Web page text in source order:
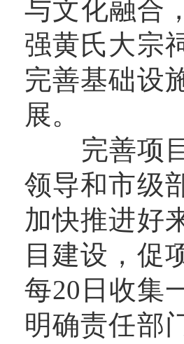
与文化融合
强黄氏大宗
完善基础设
展。
完善项目
领导和市级
加快推进好
目建设，促
每20日收集
明确责任部